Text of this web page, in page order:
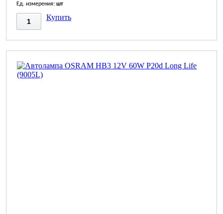
Ед. измерения: шт
Купить